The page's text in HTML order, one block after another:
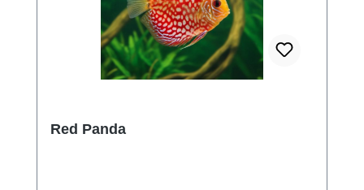
Red Panda